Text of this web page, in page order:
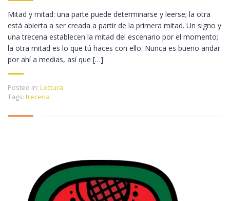
Mitad y mitad: una parte puede determinarse y leerse; la otra
está abierta a ser creada a partir de la primera mitad. Un signo y
una trecena establecen la mitad del escenario por el momento;
la otra mitad es lo que tú haces con ello. Nunca es bueno andar
por ahí a medias, así que […]
Posted in: Lectura
Tags: trecena